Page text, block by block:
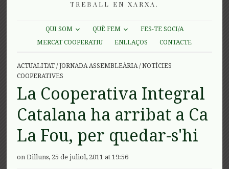
TREBALL EN XARXA.
QUI SOM QUÈ FEM
FES-TE SOCI/A
MERCAT COOPERATIU
ENLLAÇOS CONTACTE
ACTUALITAT /JORNADA ASSEMBLEÀRIA/NOTÍCIES
COOPERATIVES
La Cooperativa Integral
Catalana ha arribat a Ca
La Fou, per quedar-s'hi
on Dilluns, 25 de juliol, 2011 at 19:56